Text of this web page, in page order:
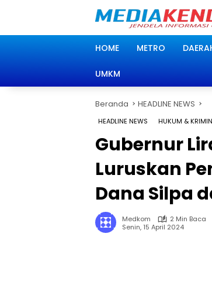
HOME METRO
UMKM
Beranda HEADLINE NEWS
HEADLINE NEWS HUKUM &
Gubernur
Luruskan
Dana Silpa
Medkom
2 Min Baca
Senin, 15 April 2024